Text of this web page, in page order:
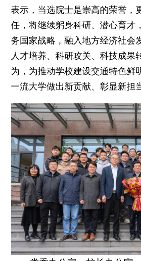
表示，当选院士是崇高的荣誉，
任，将继续躬身科研、潜心育才
务国家战略，融入地方经济社会
人才培养、科研攻关、科技成果
为，为推动学校建设交通特色鲜
一流大学做出新贡献、彰显新担